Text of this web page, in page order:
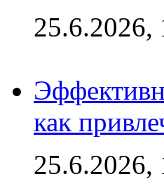
25.6.2026,
как
25.6.2026,